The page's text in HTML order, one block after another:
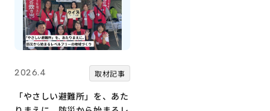
2026.4 取材記事
「やさしい避難所」を、あた